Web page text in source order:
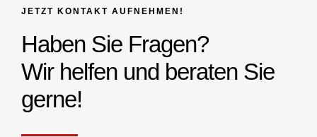
JETZT KONTAKT AUFNEHMEN!
Haben Sie Fragen?
Wir helfen und beraten Sie
gerne!